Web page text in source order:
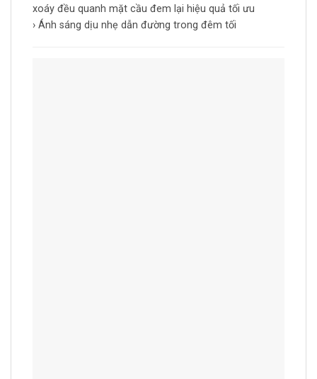
xoáy đều quanh mặt cầu đem lại hiệu quả tối ưu
› Ánh sáng dịu nhẹ dẫn đường trong đêm tối